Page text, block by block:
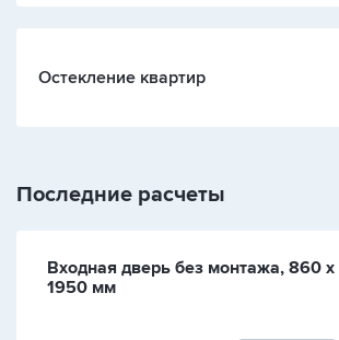
Остекление квартир
Последние расчеты
Входная дверь без монтажа, 860 х
1950 мм